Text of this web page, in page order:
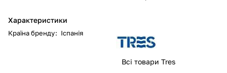
Характеристики
Країна бренду: Іспанія
Всі товари Tres